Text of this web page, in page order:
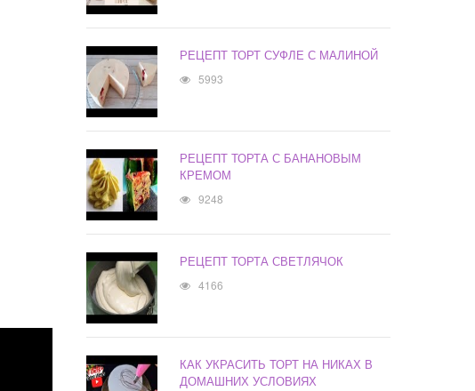
РЕЦЕПТ ТОРТ СУФЛЕ С МАЛИНОЙ
5993
РЕЦЕПТ ТОРТА С БАНАНОВЫМ
КРЕМОМ
9248
РЕЦЕПТ ТОРТА СВЕТЛЯЧОК
4166
КАК УКРАСИТЬ ТОРТ НА НИКАХ В
ДОМАШНИХ УСЛОВИЯХ